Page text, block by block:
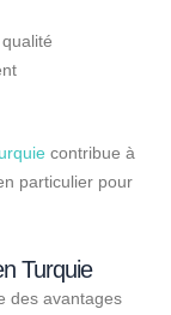
contribue à
particulier pour
Turquie
des avantages